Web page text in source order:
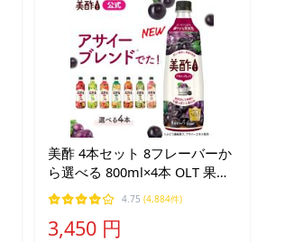
美酢 4本セット 8フレーバーか
ら選べる 800ml×4本 OLT 果実
酢 酢 飲むお酢 みちょ ミチョ
お酢 公式 ざくろ アセロラ キ
ウイ アサイー
4.75 (4,884件)
3,450 円